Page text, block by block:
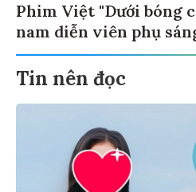
Phim Việt "Dưới bóng
nam diễn viên phụ
Tin nên đọc